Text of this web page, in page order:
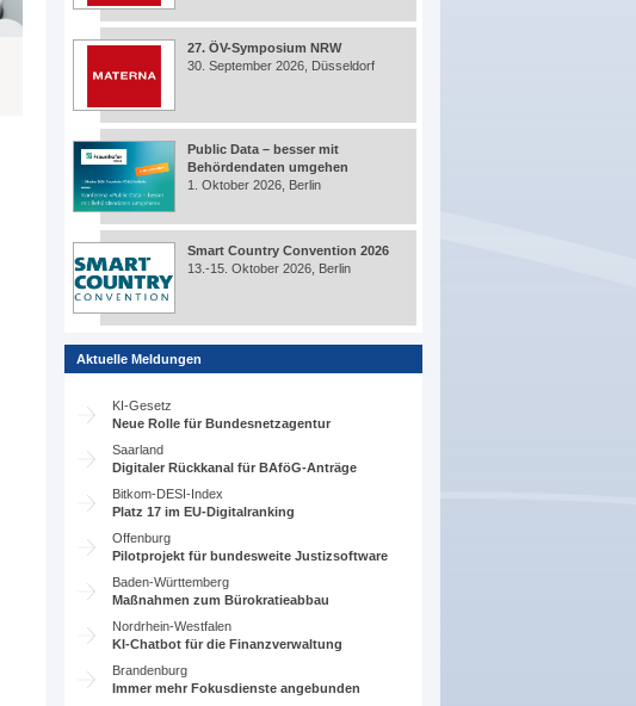
27. ÖV-Symposium NRW
30. September 2026, Düsseldorf
Public Data – besser mit
Behördendaten umgehen
1. Oktober 2026, Berlin
Smart Country Convention 2026
13.-15. Oktober 2026, Berlin
Aktuelle Meldungen
KI-Gesetz
Neue Rolle für Bundesnetzagentur
Saarland
Digitaler Rückkanal für BAföG-Anträge
Bitkom-DESI-Index
Platz 17 im EU-Digitalranking
Offenburg
Pilotprojekt für bundesweite Justizsoftware
Baden-Württemberg
Maßnahmen zum Bürokratieabbau
Nordrhein-Westfalen
KI-Chatbot für die Finanzverwaltung
Brandenburg
Immer mehr Fokusdienste angebunden